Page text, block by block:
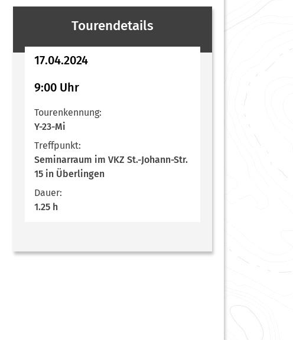
Tourendetails
17.04.2024
9:00 Uhr
Tourenkennung:
Y-23-Mi
Treffpunkt:
Seminarraum im VKZ St.-Johann-Str.
15 in Überlingen
Dauer:
1.25 h